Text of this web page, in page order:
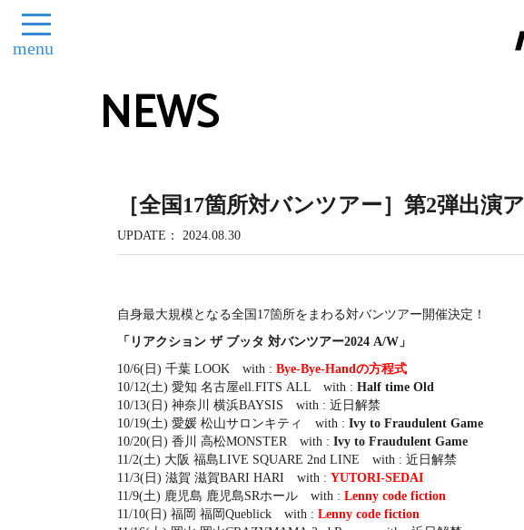
menu
NEWS
［全国17箇所対バンツアー］第2弾出演
UPDATE 2024.08.30
自身最大規模となる全国17箇所をまわる対バンツアー開催決定！
「リアクション ザ ブッタ 対バンツアー2024 A/W」
10/6(日) 千葉 LOOK with : Bye-Bye-Handの方程式
10/12(土) 愛知 名古屋ell.FITS ALL with : Half time Old
10/13(日) 神奈川 横浜BAYSIS with : 近日解禁
10/19(土) 愛媛 松山サロンキティ with : Ivy to Fraudulent Game
10/20(日) 香川 高松MONSTER with : Ivy to Fraudulent Game
11/2(土) 大阪 福島LIVE SQUARE 2nd LINE with : 近日解禁
11/3(日) 滋賀 滋賀BARI HARI with : YUTORI-SEDAI
11/9(土) 鹿児島 鹿児島SRホール with : Lenny code fiction​
11/10(日) 福岡 福岡Queblick with : Lenny code fiction​